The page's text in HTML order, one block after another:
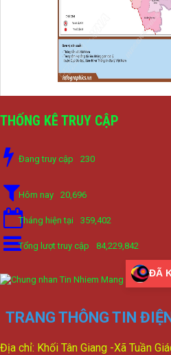
THỐNG KÊ TRUY CẬP
Đang truy cập 230
Hôm nay 20,696
Tháng hiện tại 359,402
Tổng lượt truy cập 84,229,842
ĐÃ
TRANG THÔNG TIN
Địa chỉ: Khối Tân Giang -Xã Tuần